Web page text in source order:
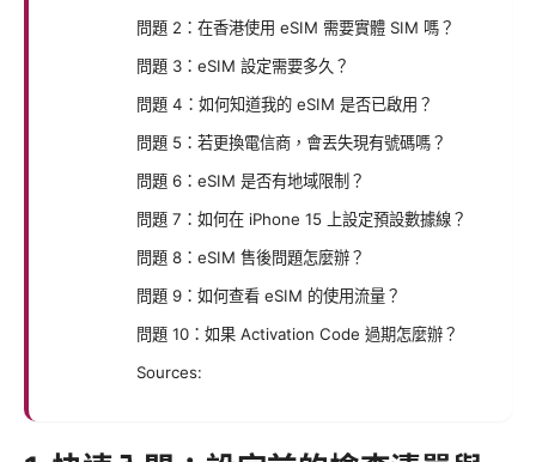
問題 2：在香港使用 eSIM 需要實體 SIM 嗎？
問題 3：eSIM 設定需要多久？
問題 4：如何知道我的 eSIM 是否已啟用？
問題 5：若更換電信商，會丟失現有號碼嗎？
問題 6：eSIM 是否有地域限制？
問題 7：如何在 iPhone 15 上設定預設數據線？
問題 8：eSIM 售後問題怎麼辦？
問題 9：如何查看 eSIM 的使用流量？
問題 10：如果 Activation Code 過期怎麼辦？
Sources: